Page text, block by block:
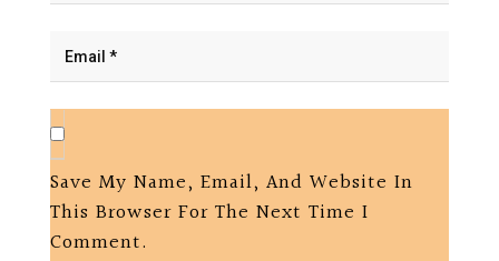
Save My Name, Email, And Website In
This Browser For The Next Time I
Comment.